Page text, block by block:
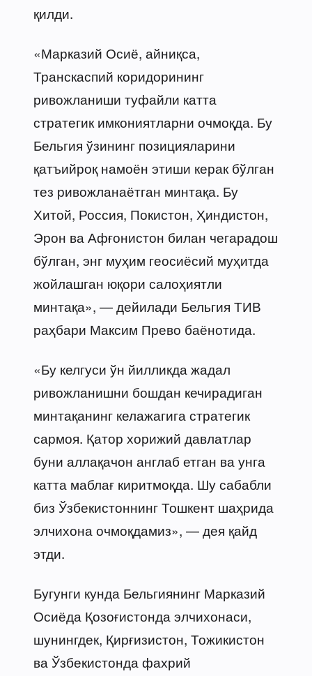
қилди.
«Марказий Осиё, айниқса,
Транскаспий коридорининг
ривожланиши туфайли катта
стратегик имкониятларни очмоқда. Бу
Бельгия ўзининг позицияларини
қатъийроқ намоён этиши керак бўлган
тез ривожланаётган минтақа. Бу
Хитой, Россия, Покистон, Ҳиндистон,
Эрон ва Афғонистон билан чегарадош
бўлган, энг муҳим геосиёсий муҳитда
жойлашган юқори салоҳиятли
минтақа», — дейилади Бельгия ТИВ
раҳбари Максим Прево баёнотида.
«Бу келгуси ўн йилликда жадал
ривожланишни бошдан кечирадиган
минтақанинг келажагига стратегик
сармоя. Қатор хорижий давлатлар
буни аллақачон англаб етган ва унга
катта маблағ киритмоқда. Шу сабабли
биз Ўзбекистоннинг Тошкент шаҳрида
элчихона очмоқдамиз», — дея қайд
этди.
Бугунги кунда Бельгиянинг Марказий
Осиёда Қозоғистонда элчихонаси,
шунингдек, Қирғизистон, Тожикистон
ва Ўзбекистонда фахрий